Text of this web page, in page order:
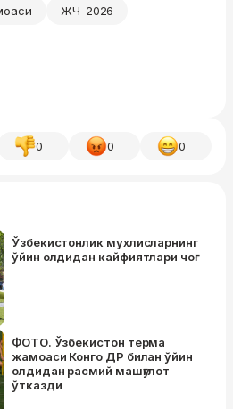
ЖЧ-2026
0 0 0
Ўзбекистонлик мухлисларнинг
ўйин олдидан кайфиятлари чоғ
ФОТО. Ўзбекистон терма
жамоаси Конго ДР билан ўйин
олдидан расмий машғулот
ўтказди